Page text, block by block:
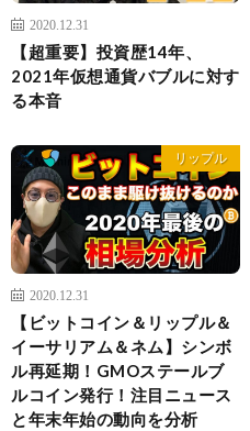
2020.12.31
【超重要】投資歴14年、
2021年仮想通貨バブルに対す
る本音
リップル
2020.12.31
【ビットコイン＆リップル＆
イーサリアム＆ネム】シンボ
ル再延期！GMOステールブ
ルコイン発行！注目ニュース
と年末年始の動向を分析